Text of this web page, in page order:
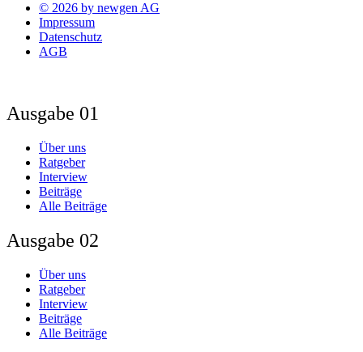
© 2026 by newgen AG
Impressum
Datenschutz
AGB
Ausgabe 01
Über uns
Ratgeber
Interview
Beiträge
Alle Beiträge
Ausgabe 02
Über uns
Ratgeber
Interview
Beiträge
Alle Beiträge